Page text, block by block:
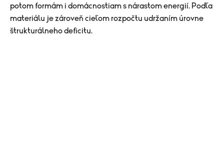
potom formám i domácnostiam s nárastom energií. Podľa
materiálu je zároveň cieľom rozpočtu udržaním úrovne
štrukturálneho deficitu.